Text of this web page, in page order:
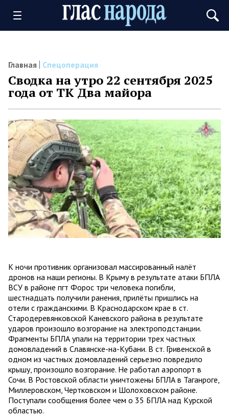
Главная Спецоперация
Сводка на утро 22 сентября 2025
года от ТК Два майора
К ночи противник организовал массированный налёт
дронов на наши регионы. В Крыму в результате атаки БПЛА
ВСУ в районе пгт Форос три человека погибли,
шестнадцать получили ранения, прилёты пришлись на
отели с гражданскими. В Краснодарском крае в ст.
Стародеревянковской Каневского района в результате
ударов произошло возгорание на электроподстанции.
Фрагменты БПЛА упали на территории трех частных
домовладений в Славянске-на-Кубани. В ст. Гривенской в
одном из частных домовладений серьезно повредило
крышу, произошло возгорание. Не работал аэропорт в
Сочи. В Ростовской области уничтожены БПЛА в Таганроге,
Миллеровском, Чертковском и Шолоховском районе.
Поступали сообщения более чем о 35 БПЛА над Курской
областью.